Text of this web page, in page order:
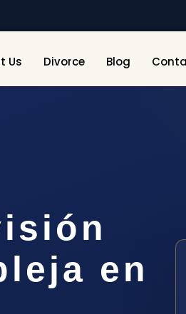
Us Divorce Blog
en